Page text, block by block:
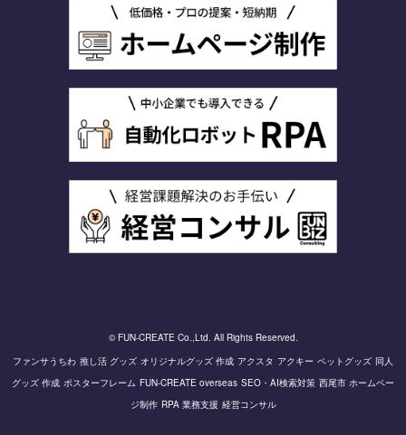
© FUN-CREATE Co.,Ltd. All Rights Reserved.
ファンサうちわ 推し活 グッズ オリジナルグッズ 作成 アクスタ アクキー ペットグッズ 同人
グッズ 作成 ポスターフレーム FUN-CREATE overseas SEO・AI検索対策 西尾市 ホームペー
ジ制作 RPA 業務支援 経営コンサル